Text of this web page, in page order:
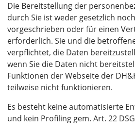
Die Bereitstellung der
durch Sie ist weder gesetzlich
vorgeschrieben oder für einen
erforderlich. Sie und die
verpflichtet, die Daten
wenn Sie die Daten nicht
Funktionen der Webseite der
teilweise nicht funktionieren.
Es besteht keine automatisierte
und kein Profiling gem. Art. 22